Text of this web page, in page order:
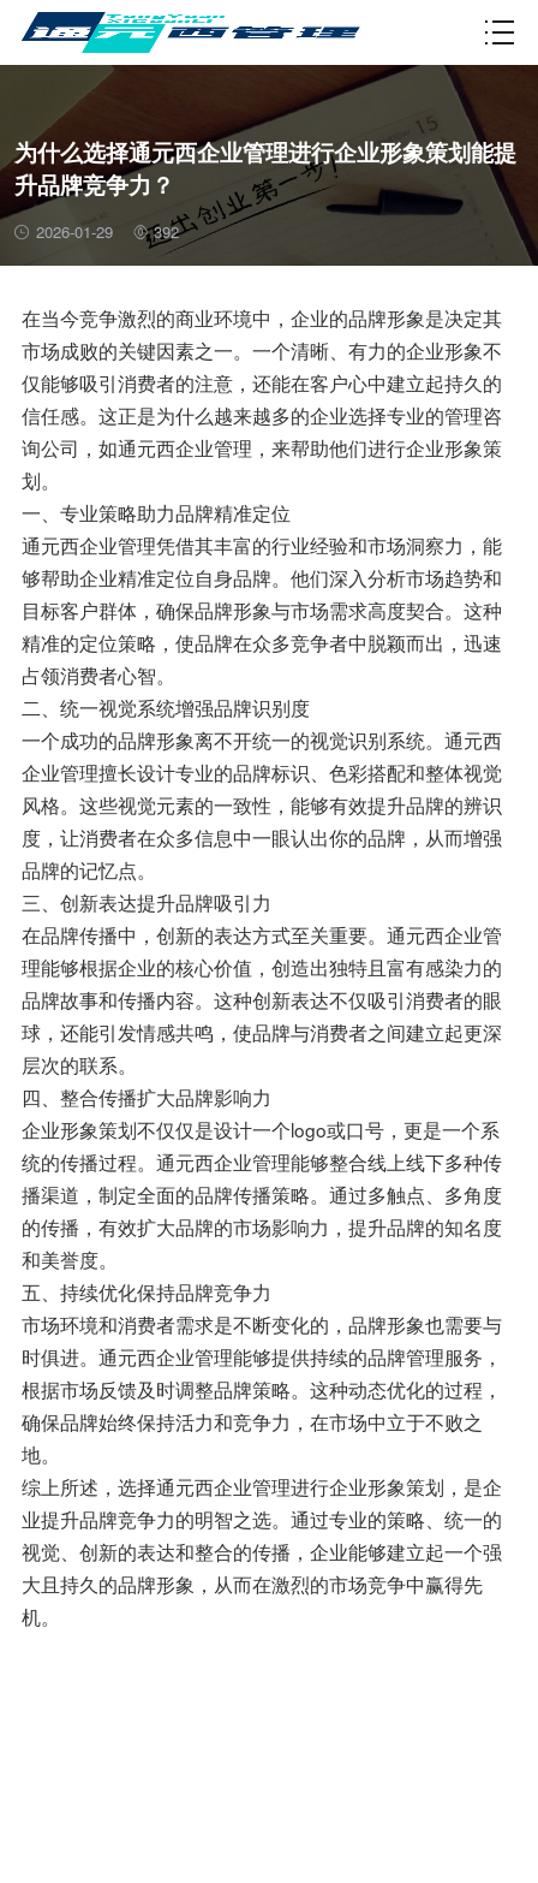
资质许可
为什么选择通元西企业管理进行企业形象策划能提
升品牌竞争力？
2026-01-29 392
在当今竞争激烈的商业环境中，企业的品牌形象是决定其
市场成败的关键因素之一。一个清晰、有力的企业形象不
仅能够吸引消费者的注意，还能在客户心中建立起持久的
信任感。这正是为什么越来越多的企业选择专业的管理咨
询公司，如通元西企业管理，来帮助他们进行企业形象策
划。
一、专业策略助力品牌精准定位
通元西企业管理凭借其丰富的行业经验和市场洞察力，能
够帮助企业精准定位自身品牌。他们深入分析市场趋势和
目标客户群体，确保品牌形象与市场需求高度契合。这种
精准的定位策略，使品牌在众多竞争者中脱颖而出，迅速
占领消费者心智。
二、统一视觉系统增强品牌识别度
一个成功的品牌形象离不开统一的视觉识别系统。通元西
企业管理擅长设计专业的品牌标识、色彩搭配和整体视觉
风格。这些视觉元素的一致性，能够有效提升品牌的辨识
度，让消费者在众多信息中一眼认出你的品牌，从而增强
品牌的记忆点。
三、创新表达提升品牌吸引力
在品牌传播中，创新的表达方式至关重要。通元西企业管
理能够根据企业的核心价值，创造出独特且富有感染力的
品牌故事和传播内容。这种创新表达不仅吸引消费者的眼
球，还能引发情感共鸣，使品牌与消费者之间建立起更深
层次的联系。
四、整合传播扩大品牌影响力
企业形象策划不仅仅是设计一个logo或口号，更是一个系
统的传播过程。通元西企业管理能够整合线上线下多种传
播渠道，制定全面的品牌传播策略。通过多触点、多角度
的传播，有效扩大品牌的市场影响力，提升品牌的知名度
和美誉度。
五、持续优化保持品牌竞争力
市场环境和消费者需求是不断变化的，品牌形象也需要与
时俱进。通元西企业管理能够提供持续的品牌管理服务，
根据市场反馈及时调整品牌策略。这种动态优化的过程，
确保品牌始终保持活力和竞争力，在市场中立于不败之
地。
综上所述，选择通元西企业管理进行企业形象策划，是企
业提升品牌竞争力的明智之选。通过专业的策略、统一的
视觉、创新的表达和整合的传播，企业能够建立起一个强
大且持久的品牌形象，从而在激烈的市场竞争中赢得先
机。